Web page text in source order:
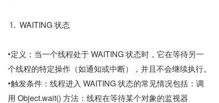
WAITING 状态
•定义：当一个线程处于 WAITING 状态时，它在等待另一
个线程的特定操作（如通知或中断），并且不会继续执行。
•触发条件：线程进入 WAITING 状态的常见情况包括：调
用 Object.wait() 方法：线程在等待某个对象的监视器